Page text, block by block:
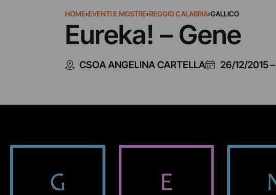
HOME›EVENTI E MOSTRE›REGGIO CALABRIA›GALLICO
Eureka! – Gene
CSOA ANGELINA CARTELLA 26/12/2015–